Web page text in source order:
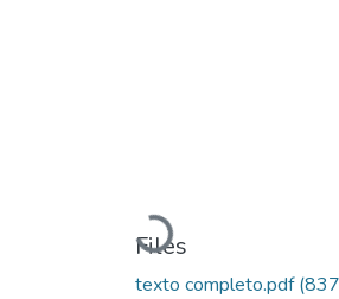
Loading...
Files
texto completo.pdf